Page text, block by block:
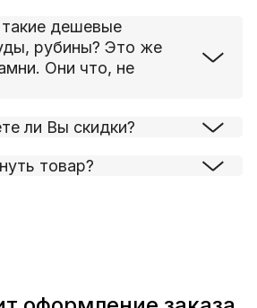
дешевые
рубины? Это же
Они что, не
ли Вы скидки?
товар?